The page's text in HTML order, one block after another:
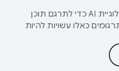
‫Google משתמשת בטכנולוגיית AI כדי לתרגם תוכן
כאלו עשויות להיות